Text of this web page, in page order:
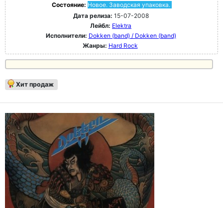
Состояние: Новое. Заводская упаковка.
Дата релиза: 15-07-2008
Лейбл: Elektra
Исполнители: Dokken (band) / Dokken (band)
Жанры: Hard Rock
Хит продаж